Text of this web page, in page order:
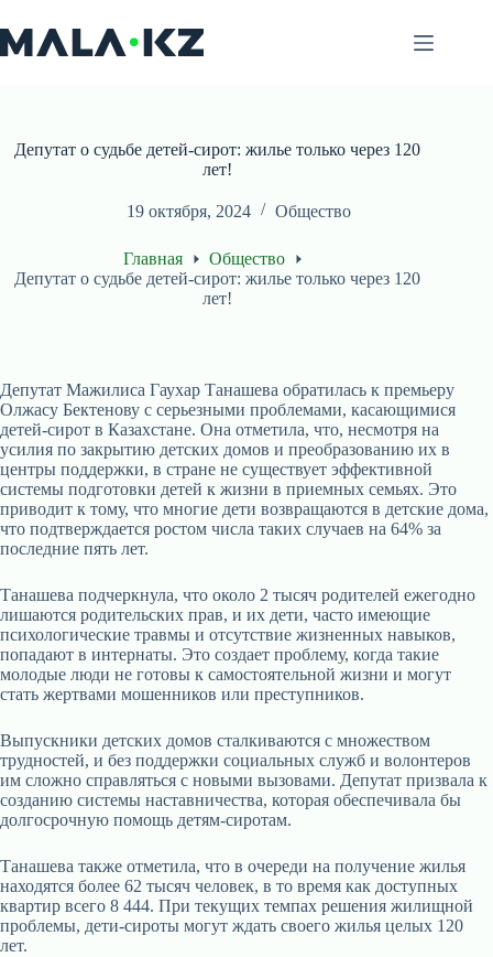
к
сути
Депутат о судьбе детей-сирот: жилье только через 120
лет!
19 октября, 2024 Общество
Главная
Общество
Депутат о судьбе детей-сирот: жилье только через 120
лет!
Депутат Мажилиса Гаухар Танашева обратилась к премьеру
Олжасу Бектенову с серьезными проблемами, касающимися
детей-сирот в Казахстане. Она отметила, что, несмотря на
усилия по закрытию детских домов и преобразованию их в
центры поддержки, в стране не существует эффективной
системы подготовки детей к жизни в приемных семьях. Это
приводит к тому, что многие дети возвращаются в детские дома,
что подтверждается ростом числа таких случаев на 64% за
последние пять лет.
Танашева подчеркнула, что около 2 тысяч родителей ежегодно
лишаются родительских прав, и их дети, часто имеющие
психологические травмы и отсутствие жизненных навыков,
попадают в интернаты. Это создает проблему, когда такие
молодые люди не готовы к самостоятельной жизни и могут
стать жертвами мошенников или преступников.
Выпускники детских домов сталкиваются с множеством
трудностей, и без поддержки социальных служб и волонтеров
им сложно справляться с новыми вызовами. Депутат призвала к
созданию системы наставничества, которая обеспечивала бы
долгосрочную помощь детям-сиротам.
Танашева также отметила, что в очереди на получение жилья
находятся более 62 тысяч человек, в то время как доступных
квартир всего 8 444. При текущих темпах решения жилищной
проблемы, дети-сироты могут ждать своего жилья целых 120
лет.